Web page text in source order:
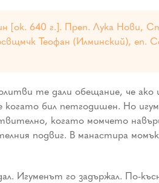
[ок. 640 г.]. Преп. Лука Нови,
Теофан (Илминский), еп.
те дали обещание, че
бил петгодишен. Но
когато момчето
подвиг. В манастира
Игуменът го задържал. По-